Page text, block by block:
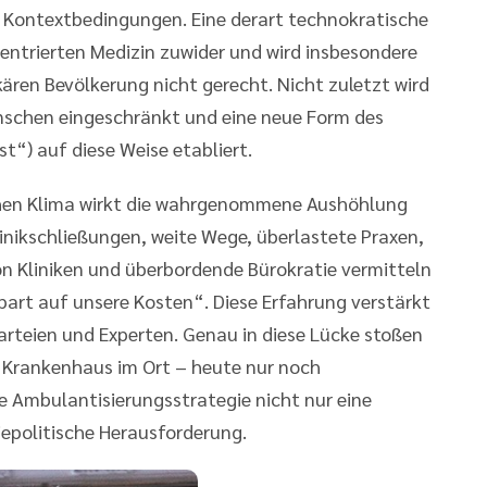
Eine derart technokratische
Medizin zuwider und wird insbesondere
Bevölkerung nicht gerecht. Nicht zuletzt wird
eingeschränkt und eine neue Form des
auf diese Weise etabliert.
Klima wirkt die wahrgenommene Aushöhlung
weite Wege, überlastete Praxen,
und überbordende Bürokratie vermitteln
auf unsere Kosten“. Diese Erfahrung verstärkt
und Experten. Genau in diese Lücke stoßen
im Ort – heute nur noch
Ambulantisierungsstrategie nicht nur eine
Herausforderung.